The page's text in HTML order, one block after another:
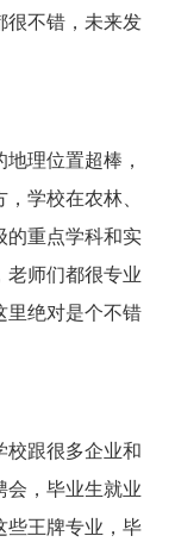
很不错，未来发
理位置超棒，
学校在农林、
的重点学科和实
师们都很专业
里绝对是个不错
跟很多企业和
，毕业生就业
些王牌专业，毕